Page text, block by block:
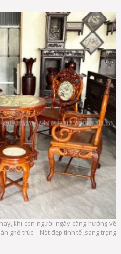
khi con người ngày càng hướng về
ghế trúc – Nét đẹp tinh tế ,sang trọng